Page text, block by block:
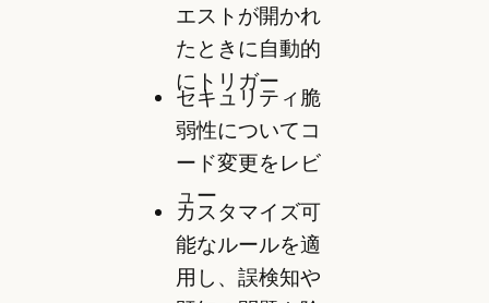
エストが開かれ
たときに自動的
にトリガー
セキュリティ脆
弱性についてコ
ード変更をレビ
ュー
カスタマイズ可
能なルールを適
用し、誤検知や